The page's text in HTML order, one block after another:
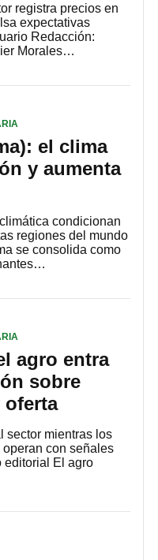
registra precios en
expectativas
Redacción:
Morales…
el clima
y aumenta
condicionan
regiones del mundo
se consolida como
agro entra
sobre
oferta
sector mientras los
con señales
editorial El agro